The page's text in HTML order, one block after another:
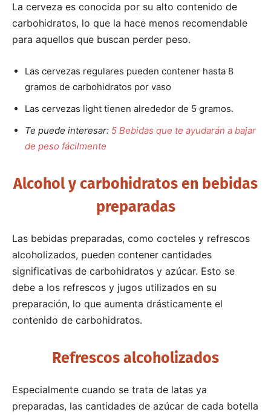
La cerveza es conocida por su alto contenido de
carbohidratos, lo que la hace menos recomendable
para aquellos que buscan perder peso.
Las cervezas regulares pueden contener hasta 8
gramos de carbohidratos por vaso
Las cervezas light tienen alrededor de 5 gramos.
Te puede interesar: 5 Bebidas que te ayudarán a bajar
de peso fácilmente
Alcohol y carbohidratos en bebidas
preparadas
Las bebidas preparadas, como cocteles y refrescos
alcoholizados, pueden contener cantidades
significativas de carbohidratos y azúcar. Esto se
debe a los refrescos y jugos utilizados en su
preparación, lo que aumenta drásticamente el
contenido de carbohidratos.
Refrescos alcoholizados
Especialmente cuando se trata de latas ya
preparadas, las cantidades de azúcar de cada botella